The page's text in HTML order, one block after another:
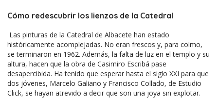
Cómo redescubrir los lienzos de la Catedral
Las pinturas de la Catedral de Albacete han estado
históricamente acomplejadas. No eran frescos y, para colmo,
se terminaron en 1962. Además, la falta de luz en el templo y su
altura, hacen que la obra de Casimiro Escribá pase
desapercibida. Ha tenido que esperar hasta el siglo XXI para que
dos jóvenes, Marcelo Galiano y Francisco Collado, de Estudio
Click, se hayan atrevido a decir que son una joya sin explotar.